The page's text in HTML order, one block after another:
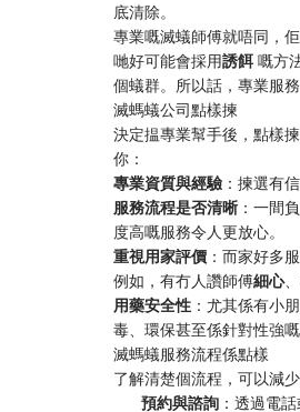
底清除。
專業嘅滅蟻師傅就唔同，
哋好可能會採用​​誘餌​ 嘅方
個蟻群。所以話，專業服
滅螞蟻公司點樣揀
決定揾專業幫手後，點樣
你：
​專業資質與經驗​ ：揀選有
​服務流程是否清晰​ ：一間
度高嘅服務令人更放心。
​重視用家評價​ ：而家好多
例如，有冇人讚師傅​​細心​​、​
​用藥安全性​ ：尤其係有小
毒、環保甚至係針對性強
滅螞蟻服務流程係點樣
了解清楚個流程，可以減
​預約與諮詢​ ：透過電